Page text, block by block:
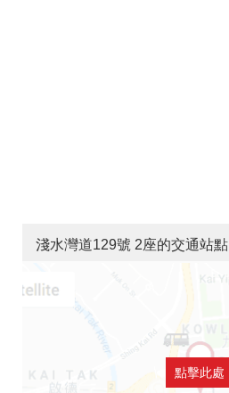
淺水灣道129號 2座的交通站點
點擊此處